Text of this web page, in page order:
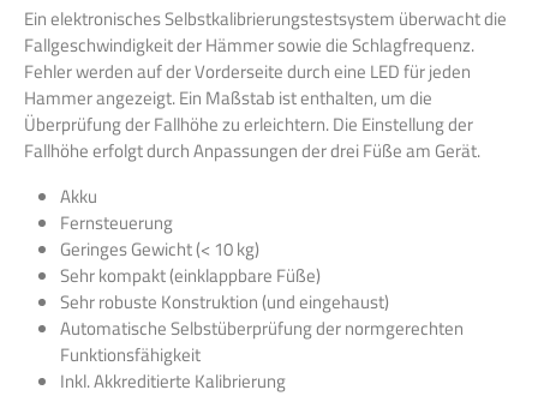
Ein elektronisches Selbstkalibrierungstestsystem überwacht die
Fallgeschwindigkeit der Hämmer sowie die Schlagfrequenz.
Fehler werden auf der Vorderseite durch eine LED für jeden
Hammer angezeigt. Ein Maßstab ist enthalten, um die
Überprüfung der Fallhöhe zu erleichtern. Die Einstellung der
Fallhöhe erfolgt durch Anpassungen der drei Füße am Gerät.
Akku
Fernsteuerung
Geringes Gewicht (< 10 kg)
Sehr kompakt (einklappbare Füße)
Sehr robuste Konstruktion (und eingehaust)
Automatische Selbstüberprüfung der normgerechten
Funktionsfähigkeit
Inkl. Akkreditierte Kalibrierung